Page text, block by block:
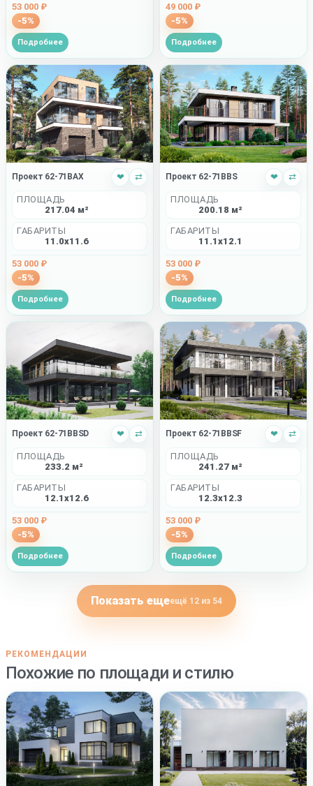
53 000 ₽
-5%
Подробнее
49 000 ₽
-5%
Подробнее
Проект 62-71BAX ❤ ⇄
ПЛОЩАДЬ
217.04 м²
ГАБАРИТЫ
11.0x11.6
53 000 ₽
-5%
Подробнее
Проект 62-71BBS ❤ ⇄
ПЛОЩАДЬ
200.18 м²
ГАБАРИТЫ
11.1x12.1
53 000 ₽
-5%
Подробнее
Проект 62-71BBSD ❤ ⇄
ПЛОЩАДЬ
233.2 м²
ГАБАРИТЫ
12.1x12.6
53 000 ₽
-5%
Подробнее
Проект 62-71BBSF ❤ ⇄
ПЛОЩАДЬ
241.27 м²
ГАБАРИТЫ
12.3x12.3
53 000 ₽
-5%
Подробнее
Показать ещеещё 12 из 54
РЕКОМЕНДАЦИИ
Похожие по площади и стилю